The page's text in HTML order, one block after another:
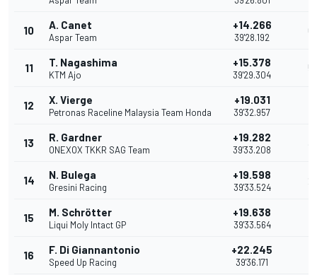
10 A. Canet
Aspar Team
+14.266
39'28.192
6
11 T. Nagashima
KTM Ajo
+15.378
39'29.304
5
12 X. Vierge
Petronas Raceline Malaysia Team Honda
+19.031
39'32.957
13 R. Gardner
ONEXOX TKKR SAG Team
+19.282
39'33.208
14 N. Bulega
Gresini Racing
+19.598
39'33.524
15 M. Schrötter
Liqui Moly Intact GP
+19.638
39'33.564
16 F. Di Giannantonio
Speed Up Racing
+22.245
39'36.171